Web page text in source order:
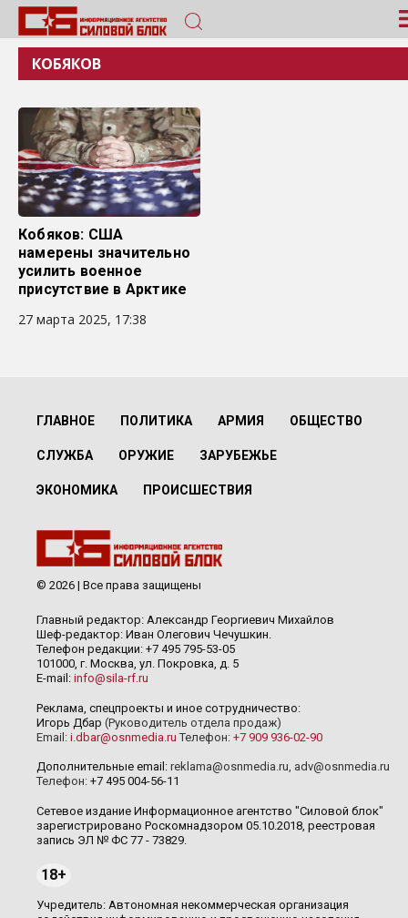
КОБЯКОВ
Кобяков: США
намерены значительно
усилить военное
присутствие в Арктике
27 марта 2025, 17:38
ГЛАВНОЕ ПОЛИТИКА АРМИЯ ОБЩЕСТВО
СЛУЖБА ОРУЖИЕ ЗАРУБЕЖЬЕ
ЭКОНОМИКА ПРОИСШЕСТВИЯ
© 2026 | Все права защищены
Главный редактор: Александр Георгиевич Михайлов
Шеф-редактор: Иван Олегович Чечушкин.
Телефон редакции: +7 495 795-53-05
101000, г. Москва, ул. Покровка, д. 5
E-mail: info@sila-rf.ru
Реклама, спецпроекты и иное сотрудничество:
Игорь Дбар (Руководитель отдела продаж)
Email: i.dbar@osnmedia.ru Телефон: +7 909 936-02-90
Дополнительные email: reklama@osnmedia.ru, adv@osnmedia.ru
Телефон: +7 495 004-56-11
Сетевое издание Информационное агентство "Силовой блок"
зарегистрировано Роскомнадзором 05.10.2018, реестровая
запись ЭЛ № ФС 77 - 73829.
18+
Учредитель: Автономная некоммерческая организация